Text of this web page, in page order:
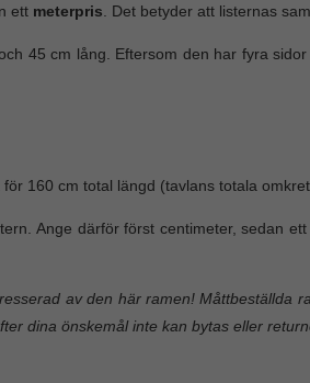
ett meterpris . Det betyder att listernas
45 cm lång. Eftersom den har fyra
160 cm total längd (tavlans totala
Ange därför först centimeter, sedan
av den här ramen! Måttbeställda
dina önskemål inte kan bytas eller